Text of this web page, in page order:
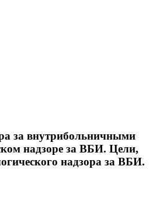
за внутрибольничными
надзоре за ВБИ. Цели,
надзора за ВБИ.